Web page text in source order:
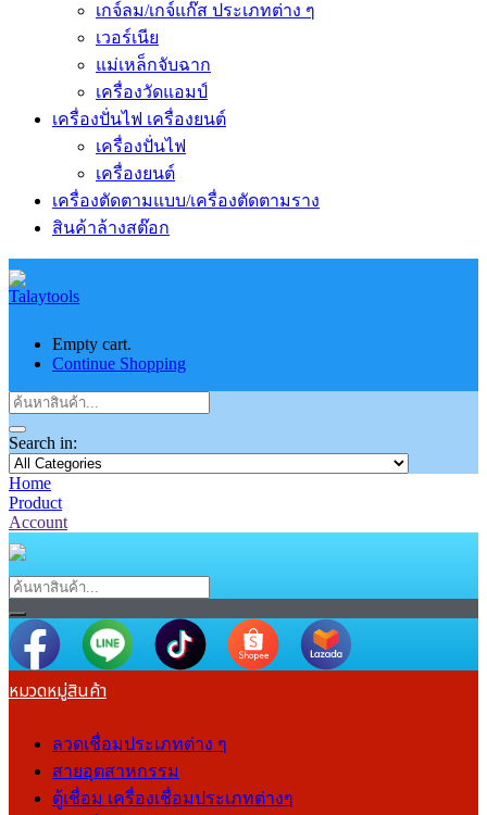
เกจ์ลม/เกจ์แก๊ส ประเภทต่าง ๆ
เวอร์เนีย
แม่เหล็กจับฉาก
เครื่องวัดแอมป์
เครื่องปั่นไฟ เครื่องยนต์
เครื่องปั่นไฟ
เครื่องยนต์
เครื่องตัดตามแบบ/เครื่องตัดตามราง
สินค้าล้างสต๊อก
Empty cart.
Continue Shopping
Search in:
Home
Product
Account
หมวดหมู่สินค้า
ลวดเชื่อมประเภทต่าง ๆ
สายอุตสาหกรรม
ตู้เชื่อม เครื่องเชื่อมประเภทต่างๆ